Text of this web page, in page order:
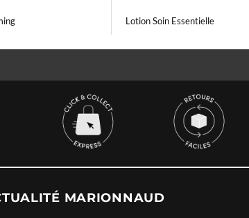
Lotion Soin Essentielle
MARIONNAUD